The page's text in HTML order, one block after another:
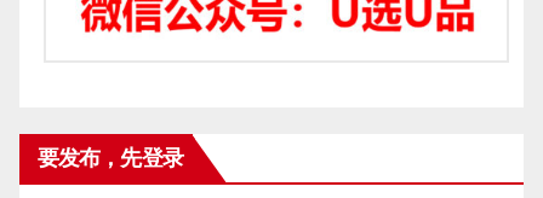
要发布，先登录